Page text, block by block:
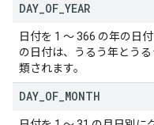
DAY OF YEAR
日付を 1 ～ 366 の年の日
の日付は、うるう年とう
類されます。
DAY OF MONTH